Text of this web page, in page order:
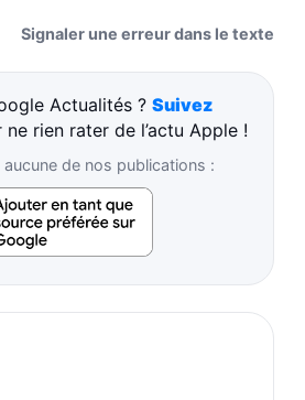
Signaler une erreur dans le texte
Actualités ? Suivez
ne rien rater de l’actu Apple !
de nos publications :